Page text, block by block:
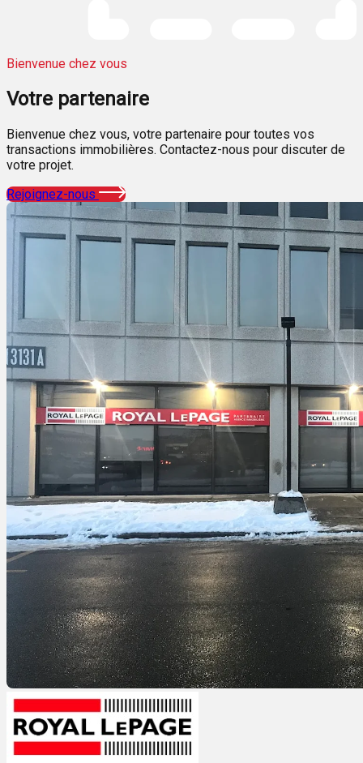
Bienvenue chez vous
Votre partenaire
Bienvenue chez vous, votre partenaire pour toutes vos
transactions immobilières. Contactez-nous pour discuter de
votre projet.
Rejoignez-nous